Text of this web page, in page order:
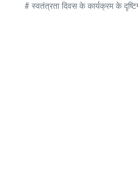
# स्वतंत्रता दिवस के कार्यक्रम के